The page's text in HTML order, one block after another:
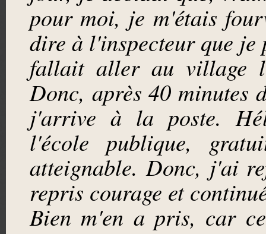
pour moi, je m'étais
dire à l'inspecteur que je
fallait aller au village
Donc, après 40 minutes
j'arrive à la poste.
l'école publique,
atteignable. Donc, j'ai
repris courage et
Bien m'en a pris, car